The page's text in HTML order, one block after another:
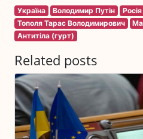
Україна Володимир Путін Росія
Тополя Тарас Володимирович
Антитіла (гурт)
Related posts